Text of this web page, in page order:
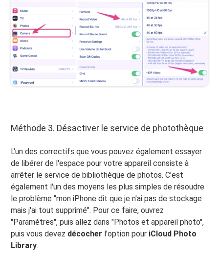
Méthode 3. Désactiver le service de photothèque
L'un des correctifs que vous pouvez également essayer
de libérer de l'espace pour votre appareil consiste à
arrêter le service de bibliothèque de photos. C'est
également l'un des moyens les plus simples de résoudre
le problème "mon iPhone dit que je n'ai pas de stockage
mais j'ai tout supprimé". Pour ce faire, ouvrez
"Paramètres", puis allez dans "Photos et appareil photo",
puis vous devez décocher l'option pour iCloud Photo
Library.